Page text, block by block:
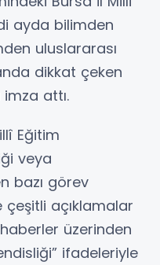
ayda bilimden
uluslararası
dikkat çeken
attı.
Eğitim
veya
bazı görev
çeşitli açıklamalar
üzerinden
ifadeleriyle